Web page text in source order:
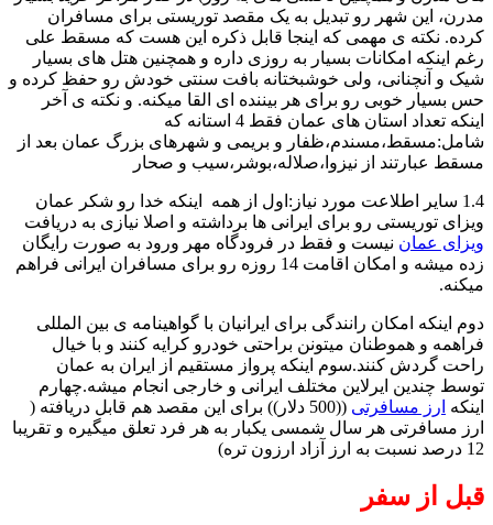
مدرن، این شهر رو تبدیل به یک مقصد توریستی برای مسافران
کرده. نکته ی مهمی که اینجا قابل ذکره این هست که مسقط علی
رغم اینکه امکانات بسیار به روزی داره و همچنین هتل های بسیار
شیک و آنچنانی، ولی خوشبختانه بافت سنتی خودش رو حفظ کرده و
حس بسیار خوبی رو برای هر بیننده ای القا میکنه. و نکته ی آخر
اینکه تعداد استان های عمان فقط 4 استانه که
شامل:مسقط،مسندم،ظفار و بریمی و شهرهای بزرگ عمان بعد از
مسقط عبارتند از نیزوا،صلاله،بوشر،سیب و صحار
1.4 سایر اطلاعت مورد نیاز:اول از همه اینکه خدا رو شکر عمان
ویزای توریستی رو برای ایرانی ها برداشته و اصلا نیازی به دریافت
ویزای عمان نیست و فقط در فرودگاه مهر ورود به صورت رایگان
زده میشه و امکان اقامت 14 روزه رو برای مسافران ایرانی فراهم
میکنه.
دوم اینکه امکان رانندگی برای ایرانیان با گواهینامه ی بین المللی
فراهمه و هموطنان میتونن براحتی خودرو کرایه کنند و با خیال
راحت گردش کنند.سوم اینکه پرواز مستقیم از ایران به عمان
توسط چندین ایرلاین مختلف ایرانی و خارجی انجام میشه.چهارم
اینکه ارز مسافرتی
((500 دلار)) برای این مقصد هم قابل دریافته (
ارز مسافرتی هر سال شمسی یکبار به هر فرد تعلق میگیره و تقریبا
12 درصد نسبت به ارز آزاد ارزون تره)
قبل از سفر